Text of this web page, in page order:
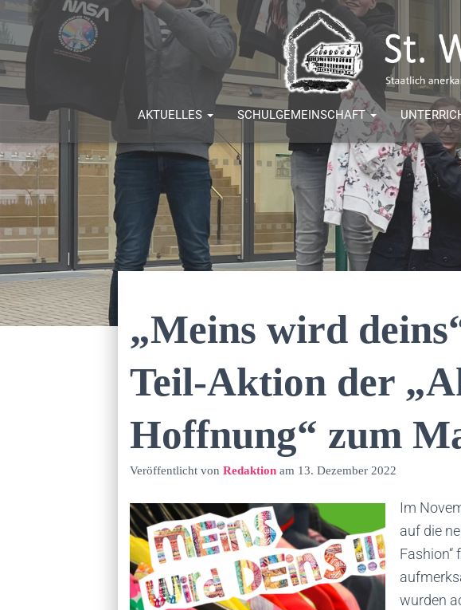
AKTUELLES SCHULGEMEINSCHAFT
„Meins wird
Teil-Aktion der
Hoffnung“ zum
Veröffentlicht von Redaktionam 13. Dezember 2022
Im
auf die
Fashion“
wurden